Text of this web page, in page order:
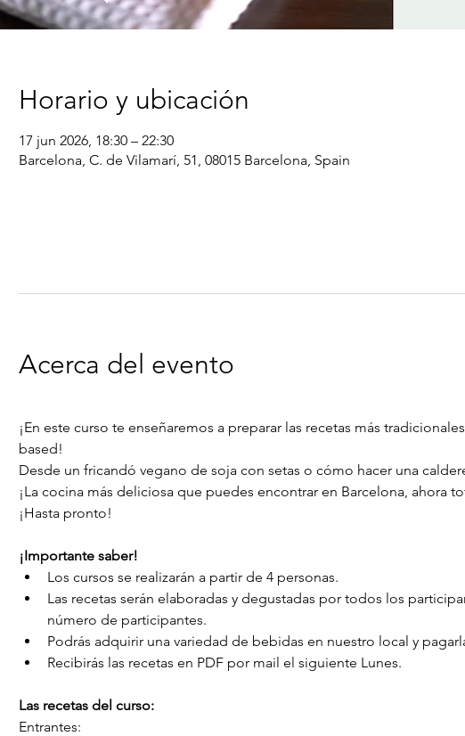
Horario y ubicación
17 jun 2026, 18:30 – 22:30
Barcelona, C. de Vilamarí, 51, 08015 Barcelona, Spain
Acerca del evento
¡En este curso te enseñaremos a preparar las recetas más
based!
Desde un fricandó vegano de soja con setas o cómo hacer una
¡La cocina más deliciosa que puedes encontrar en Barcelona, ahora
¡Hasta pronto!
¡Importante saber!
Los cursos se realizarán a partir de 4 personas.
Las recetas serán elaboradas y degustadas por todos los
número de participantes.
Podrás adquirir una variedad de bebidas en nuestro local y
Recibirás las recetas en PDF por mail el siguiente Lunes.
Las recetas del curso:
Entrantes: